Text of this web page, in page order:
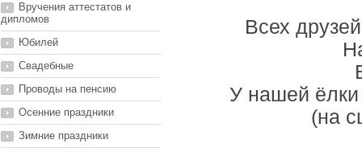
Вручения аттестатов и
дипломов
Юбилей
Свадебные
Проводы на пенсию
Осенние праздники
Зимние праздники
Всех
У нашей ёлки
(на